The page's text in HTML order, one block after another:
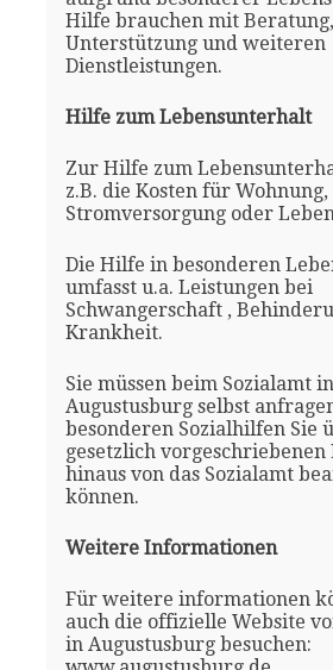
Hilfe brauchen mit
Unterstützung und weiteren
Dienstleistungen.
Hilfe zum Lebensunterhalt
Zur Hilfe zum
z.B. die Kosten für Wohnung,
Stromversorgung oder
Die Hilfe in besonderen
umfasst u.a. Leistungen bei
Schwangerschaft ,
Krankheit.
Sie müssen beim Sozialamt in
Augustusburg selbst
besonderen Sozialhilfen Sie
gesetzlich vorgeschriebenen
hinaus von das Sozialamt
können.
Weitere Informationen
Für weitere informationen
auch die offizielle Website
in Augustusburg besuchen: